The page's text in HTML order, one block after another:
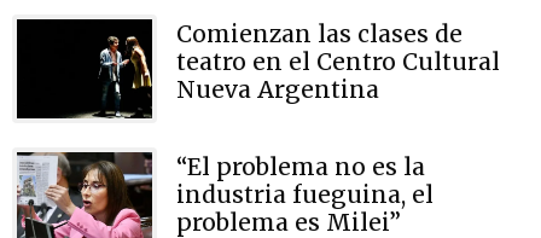
Comienzan las clases de
teatro en el Centro Cultural
Nueva Argentina
“El problema no es la
industria fueguina, el
problema es Milei”